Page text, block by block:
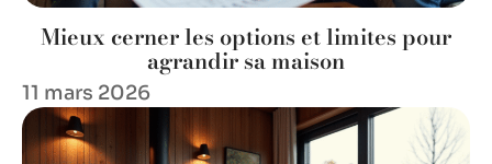
Mieux cerner les options et limites pour
agrandir sa maison
11 mars 2026